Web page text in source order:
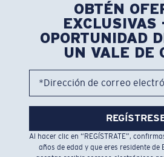
OBTÉN
EXCLUSIVAS
OPORTUNIDAD
UN VALE DE
*Dirección de correo
Al hacer clic en “REGÍSTRATE”,
años de edad y que eres residente de